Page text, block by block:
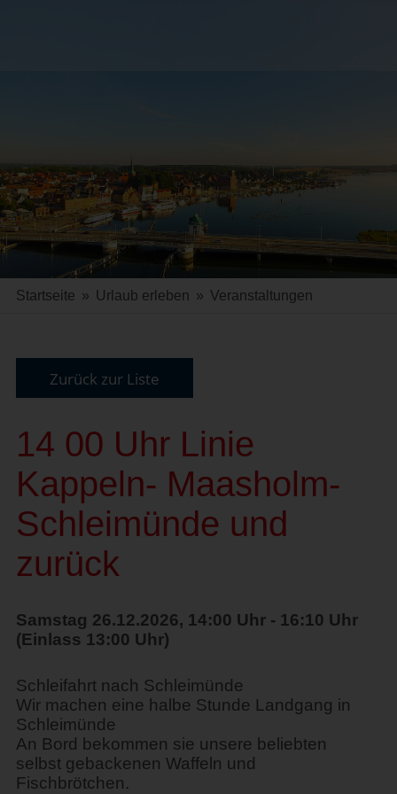
Startseite » Urlaub erleben » Veranstaltungen
Zurück zur Liste
14 00 Uhr Linie
Kappeln- Maasholm-
Schleimünde und
zurück
Samstag 26.12.2026, 14:00 Uhr - 16:10 Uhr
(Einlass 13:00 Uhr)
Schleifahrt nach Schleimünde
Wir machen eine halbe Stunde Landgang in
Schleimünde
An Bord bekommen sie unsere beliebten
selbst gebackenen Waffeln und
Fischbrötchen.